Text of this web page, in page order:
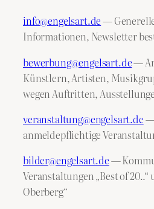
info@engelsart.de—
Informationen, Newsletter
bewerbung@engelsart.de—
Künstlern, Artisten,
wegen Auftritten,
veranstaltung@engelsart.de—
anmeldepflichtige
bilder@engelsart.de—
Veranstaltungen „Best of
Oberberg“